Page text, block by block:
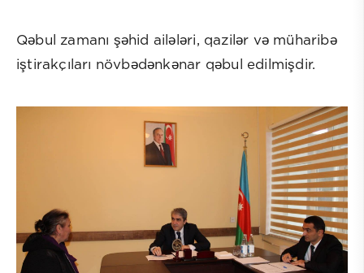
Qəbul zamanı şəhid ailələri, qazilər və müharibə
iştirakçıları növbədənkənar qəbul edilmişdir.